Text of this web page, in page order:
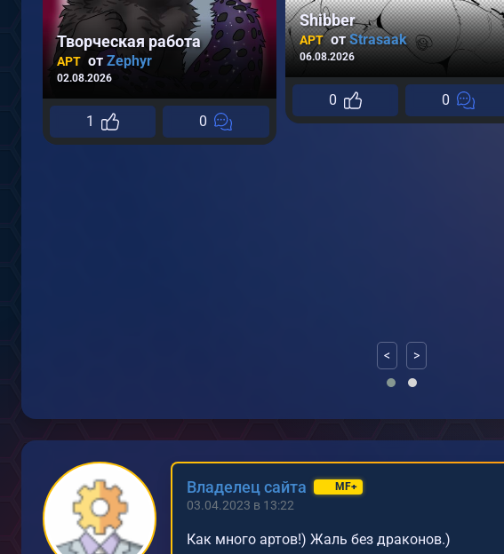
Творческая работа
АРТ от Zephyr
02.08.2026
1 0
Shibber
АРТ отStrasaak
06.08.2026
0 0
< >
Владелец сайта MF+
03.04.2023 в 13:22
Как много артов!) Жаль без драконов.)